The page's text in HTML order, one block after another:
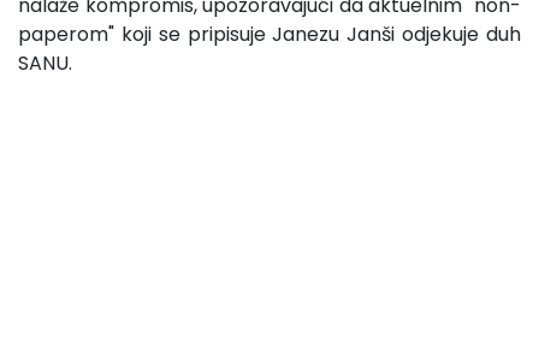
paperom" koji se pripisuje Janezu Janši odjekuje duh
SANU.